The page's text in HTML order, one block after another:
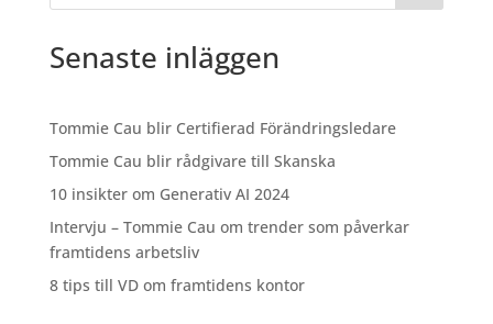
Senaste inläggen
Tommie Cau blir Certifierad Förändringsledare
Tommie Cau blir rådgivare till Skanska
10 insikter om Generativ AI 2024
Intervju – Tommie Cau om trender som påverkar
framtidens arbetsliv
8 tips till VD om framtidens kontor